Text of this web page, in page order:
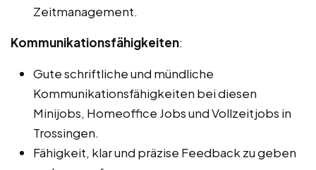
Zeitmanagement.
Kommunikationsfähigkeiten:
Gute schriftliche und mündliche
Kommunikationsfähigkeiten bei diesen
Minijobs, Homeoffice Jobs und Vollzeitjobs in
Trossingen.
Fähigkeit, klar und präzise Feedback zu geben